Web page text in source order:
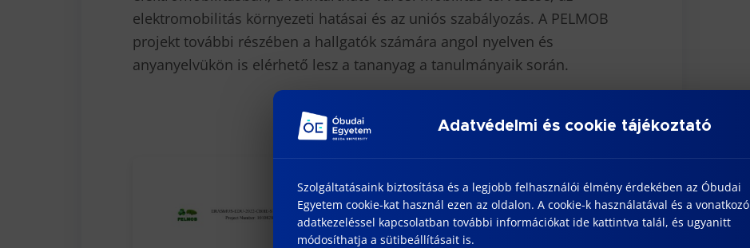
elektromobilitás környezeti hatásai és az uniós szabályozás. A PELMOB
projekt további részében a hallgatók számára angol nyelven és
anyanyelvükön is elérhető lesz a tananyag a tanulmányaik során.
Adatvédelmi és cookie tájékoztató
Szolgáltatásaink biztosítása és a legjobb felhasználói élmény érdekében az Óbudai
Egyetem cookie-kat használ ezen az oldalon. A cookie-k használatával és a vonatkozó
adatkezeléssel kapcsolatban további információkat ide kattintva talál, és ugyanitt
módosíthatja a sütibeállításait is.